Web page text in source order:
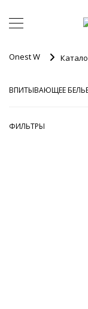
Onest W
ВПИТЫВАЮЩЕЕ
ФИЛЬТРЫ